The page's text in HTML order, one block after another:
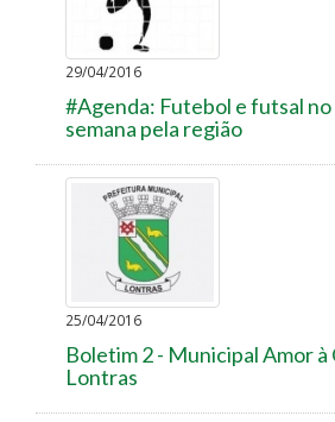
29/04/2016
#Agenda: Futebol e futsal
semana pela região
25/04/2016
Boletim 2 - Municipal Amor à
Lontras